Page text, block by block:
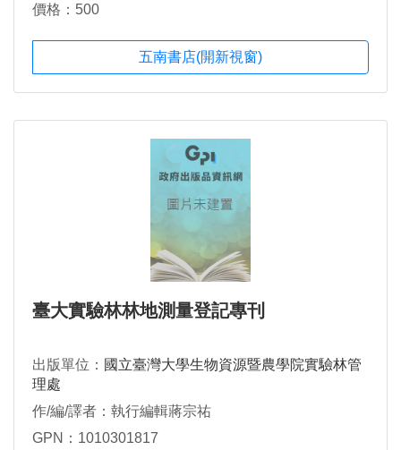
價格：500
五南書店(開新視窗)
臺大實驗林林地測量登記專刊
出版單位： 國立臺灣大學生物資源暨農學院實驗林管
理處
作/編/譯者：執行編輯蔣宗祐
GPN：1010301817